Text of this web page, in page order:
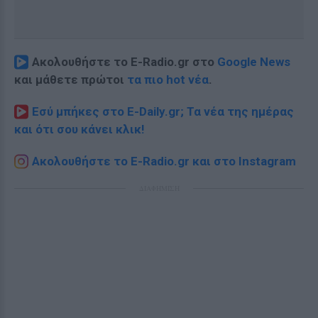
Ακολουθήστε το E-Radio.gr στο Google News
και μάθετε πρώτοι τα πιο hot νέα.
Εσύ μπήκες στο E-Daily.gr; Τα νέα της ημέρας
και ότι σου κάνει κλικ!
Ακολουθήστε το E-Radio.gr και στο Instagram